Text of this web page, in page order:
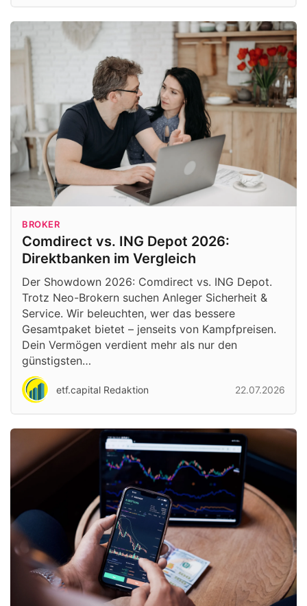
BROKER
Comdirect vs. ING Depot 2026:
Direktbanken im Vergleich
Der Showdown 2026: Comdirect vs. ING Depot.
Trotz Neo-Brokern suchen Anleger Sicherheit &
Service. Wir beleuchten, wer das bessere
Gesamtpaket bietet – jenseits von Kampfpreisen.
Dein Vermögen verdient mehr als nur den
günstigsten…
etf.capital Redaktion 22.07.2026